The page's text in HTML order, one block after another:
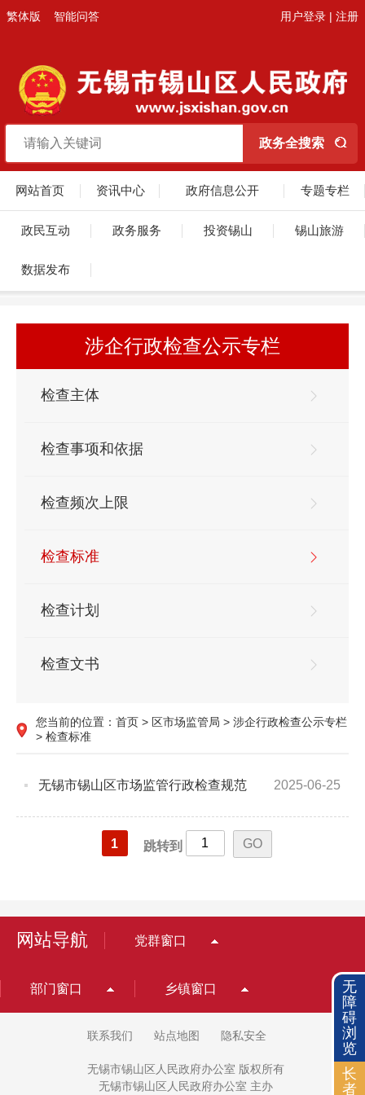
繁体版 智能问答 用户登录 | 注册
网站首页 资讯中心 政府信息公开 专题专栏
政民互动 政务服务 投资锡山 锡山旅游
数据发布
涉企行政检查公示专栏
检查主体
检查事项和依据
检查频次上限
检查标准
检查计划
检查文书
您当前的位置： 首页 > 区市场监管局 > 涉企行政检查公示专栏
> 检查标准
2025-06-25
无锡市锡山区市场监管行政检查规范
1 跳转到
网站导航 党群窗口
部门窗口 乡镇窗口
联系我们 站点地图 隐私安全
无锡市锡山区人民政府办公室 版权所有
无锡市锡山区人民政府办公室 主办
无
障
碍
浏
览
长
者